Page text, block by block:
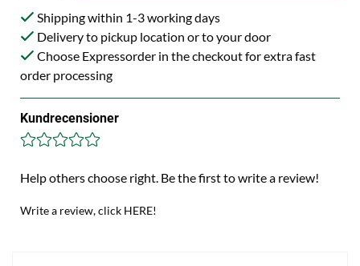
Shipping within 1-3 working days
Delivery to pickup location or to your door
Choose Expressorder in the checkout for extra fast
order processing
Kundrecensioner
Help others choose right. Be the first to write a review!
Write a review, click HERE!